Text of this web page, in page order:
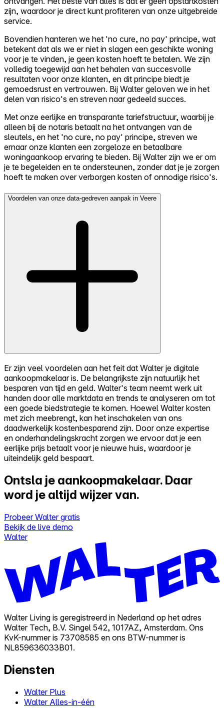
zijn, waardoor je direct kunt profiteren van onze uitgebreide
service.
Bovendien hanteren we het 'no cure, no pay' principe, wat
betekent dat als we er niet in slagen een geschikte woning
voor je te vinden, je geen kosten hoeft te betalen. We zijn
volledig toegewijd aan het behalen van succesvolle
resultaten voor onze klanten, en dit principe biedt je
gemoedsrust en vertrouwen. Bij Walter geloven we in het
delen van risico's en streven naar gedeeld succes.
Met onze eerlijke en transparante tariefstructuur, waarbij je
alleen bij de notaris betaalt na het ontvangen van de
sleutels, en het 'no cure, no pay' principe, streven we
ernaar onze klanten een zorgeloze en betaalbare
woningaankoop ervaring te bieden. Bij Walter zijn we er om
je te begeleiden en te ondersteunen, zonder dat je je zorgen
hoeft te maken over verborgen kosten of onnodige risico's.
Voordelen van onze data-gedreven aanpak in Veere
Er zijn veel voordelen aan het feit dat Walter je digitale
aankoopmakelaar is. De belangrijkste zijn natuurlijk het
besparen van tijd en geld. Walter's team neemt werk uit
handen door alle marktdata en trends te analyseren om tot
een goede biedstrategie te komen. Hoewel Walter kosten
met zich meebrengt, kan het inschakelen van ons
daadwerkelijk kostenbesparend zijn. Door onze expertise
en onderhandelingskracht zorgen we ervoor dat je een
eerlijke prijs betaalt voor je nieuwe huis, waardoor je
uiteindelijk geld bespaart.
Ontsla je aankoopmakelaar. Daar
word je altijd wijzer van.
Probeer Walter gratis
Bekijk de live demo
Walter
Walter Living is geregistreerd in Nederland op het adres
Walter Tech, B.V. Singel 542, 1017AZ, Amsterdam. Ons
KvK-nummer is 73708585 en ons BTW-nummer is
NL859636033B01.
Diensten
Walter Plus
Walter Alles-in-één